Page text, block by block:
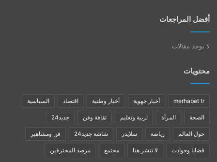
أفضل المراجعات
لا يوجد مقالات
محتويات
merhabet tr أخبار جهوية أخبار وطنية اقتصاد السياسية
الصحة المرأة تربية وتعليم ثقافة وفن جديد24
حول العالم رياضة سلايدر شاشة جديد24 فن ومشاهير
قضايا وحوادث لا تنشر هنا مجتمع مرصد المحترفين